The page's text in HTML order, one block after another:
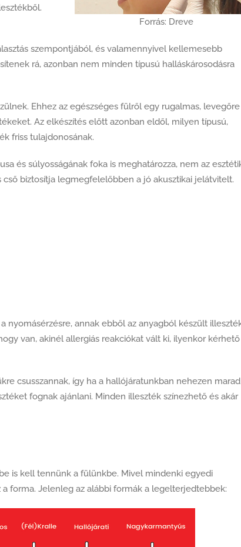
Forrás: Dreve
szempontjából, és valamennyivel kellemesebb
rá, azonban nem minden típusú halláskárosodásra
Ehhez az egészséges fülről egy rugalmas, levegőre
Az elkészítés előtt azonban eldől, milyen típusú,
friss tulajdonosának.
és súlyosságának foka is meghatározza, nem az
biztosítja legmegfelelőbben a jó akusztikai jelátvitelt.
nyomásérzésre, annak ebből az anyagból készült
van, akinél allergiás reakciókat vált ki, ilyenkor kérhető
csusszannak, így ha a hallójáratunkban nehezen
fognak ajánlani. Minden illeszték színezhető és akár
is kell tennünk a fülünkbe. Mivel mindenki egyedi
forma. Jelenleg az alábbi formák a legelterjedtebbek: